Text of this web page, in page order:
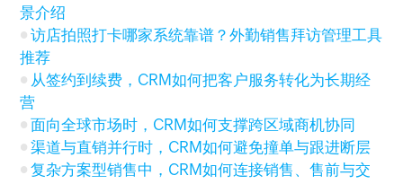
景介绍
访店拍照打卡哪家系统靠谱？外勤销售拜访管理工具
推荐
从签约到续费，CRM如何把客户服务转化为长期经
营
面向全球市场时，CRM如何支撑跨区域商机协同
渠道与直销并行时，CRM如何避免撞单与跟进断层
复杂方案型销售中，CRM如何连接销售、售前与交